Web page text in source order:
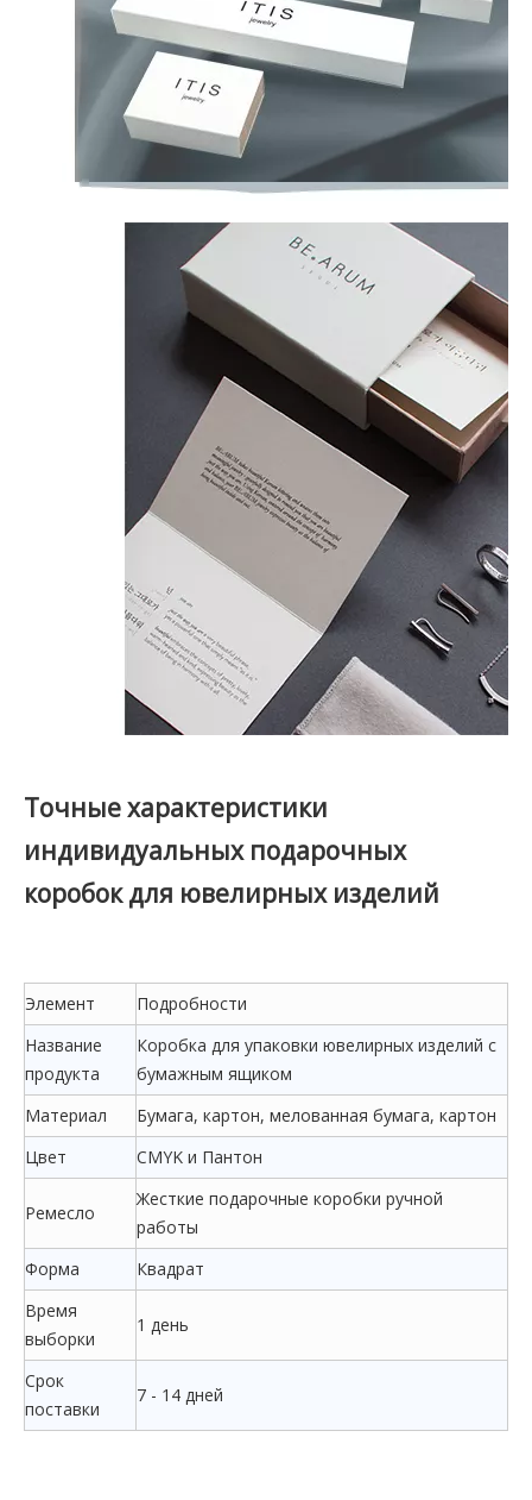
Точные характеристики
индивидуальных подарочных
коробок для ювелирных изделий
Элемент
Подробности
Название
продукта
Коробка для упаковки ювелирных изделий с
бумажным ящиком
Материал
Бумага, картон, мелованная бумага, картон
Цвет
CMYK и Пантон
Ремесло
Жесткие подарочные коробки ручной
работы
Форма
Квадрат
Время
выборки
1 день
Срок
поставки
7 - 14 дней